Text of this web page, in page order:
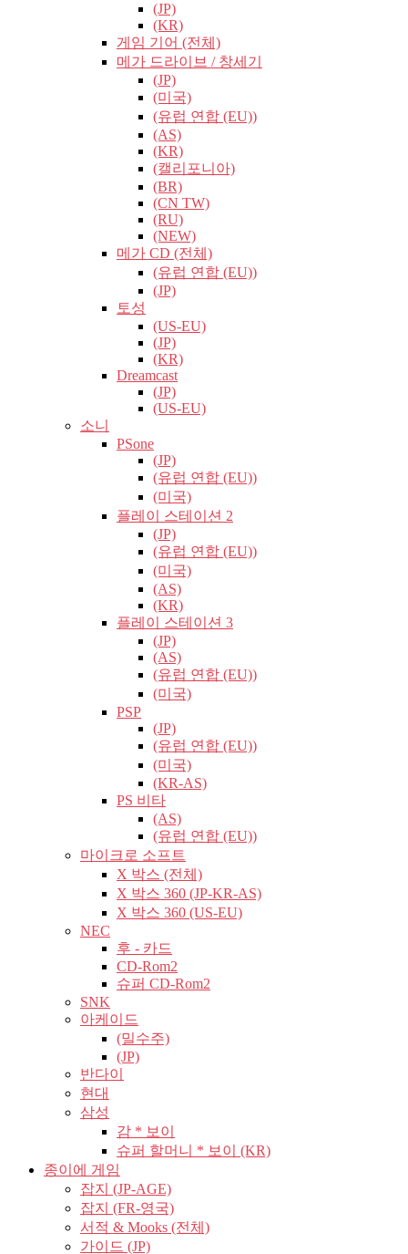
(JP)
(KR)
게임 기어 (전체)
메가 드라이브 / 창세기
(JP)
(미국)
(유럽​​ 연합 (EU))
(AS)
(KR)
(캘리포니아)
(BR)
(CN TW)
(RU)
(NEW)
메가 CD (전체)
(유럽​​ 연합 (EU))
(JP)
토성
(US-EU)
(JP)
(KR)
Dreamcast
(JP)
(US-EU)
소니
PSone
(JP)
(유럽​​ 연합 (EU))
(미국)
플레이 스테이션 2
(JP)
(유럽​​ 연합 (EU))
(미국)
(AS)
(KR)
플레이 스테이션 3
(JP)
(AS)
(유럽​​ 연합 (EU))
(미국)
PSP
(JP)
(유럽​​ 연합 (EU))
(미국)
(KR-AS)
PS 비타
(AS)
(유럽​​ 연합 (EU))
마이크로 소프트
X 박스 (전체)
X 박스 360 (JP-KR-AS)
X 박스 360 (US-EU)
NEC
후 - 카드
CD-Rom2
슈퍼 CD-Rom2
SNK
아케이드
(밀수주)
(JP)
반다이
현대
삼성
감 * 보이
슈퍼 할머니 * 보이 (KR)
종이에 게임
잡지 (JP-AGE)
잡지 (FR-영국)
서적 & Mooks (전체)
가이드 (JP)